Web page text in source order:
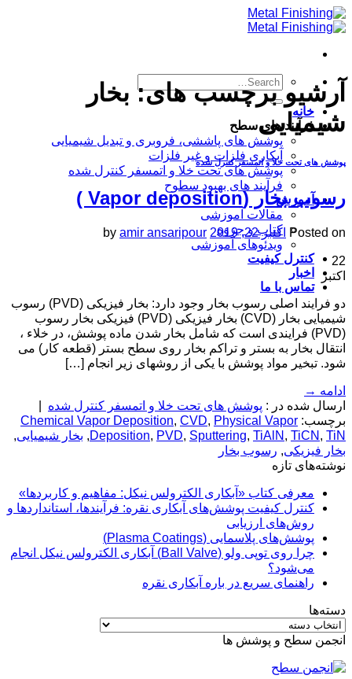
Skip
to
خانه
فرآیند های سطح
پوشش های پاششی، فروبری و تبدیل شیمیایی
آبکاری فلزات و غیر فلزات
پوشش های تحت خلا و اتمسفر کنترل شده
فرآیند های بهبود سطوح
آموزش
مقالات آموزشی
کتاب و جزوه
ویدئوهای آموزشی
کنترل کیفیت
اخبار
تماس با ما
آرشیو برچسب های: بخار
شیمیایی
پوشش های تحت خلا و اتمسفر کنترل شده
رسوب بخار (Vapor deposition )
Posted on اکتبر 22, 2019 by amir ansaripour
22
اکتبر
دو فرایند اصلی رسوب بخار وجود دارد: بخار فیزیکی (PVD) رسوب
شیمیایی بخار (CVD) بخار فیزیکی (PVD) فیزیکی بخار رسوب
(PVD) فرایندی است که شامل بخار شدن ماده پوشش، در خلاء ،
انتقال بخار به بستر و تراکم بخار روی سطح بستر (قطعه کار) می
شود. تبخیر مواد پوشش با یکی از روشهای زیر انجام […]
ادامه →
ارسال شده در : پوشش های تحت خلا و اتمسفر کنترل شده
برچسب:
Chemical Vapor Deposition, CVD, Physical Vapor
Deposition, PVD, Sputtering, TiAlN , TiCN , TiN
, بخار شیمیایی,
بخار فیزیکی, رسوب بخار
نوشته‌های تازه
معرفی کتاب «آبکاری الکترولس نیکل: مفاهیم و کاربردها»
کنترل کیفیت پوشش‌های آبکاری نقره: فرآیندها، استانداردها و
روش‌های ارزیابی
پوشش‌های پلاسمایی (Plasma Coatings)
چرا روی توپی‌ ولو (Ball Valve) آبکاری الکترولس نیکل انجام
می‌شود؟
راهنمای سریع در باره آبکاری نقره
دسته‌ها
دسته‌ها
انجمن سطح و پوشش ها